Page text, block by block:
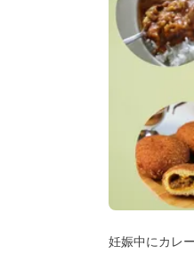
妊娠中にカレ